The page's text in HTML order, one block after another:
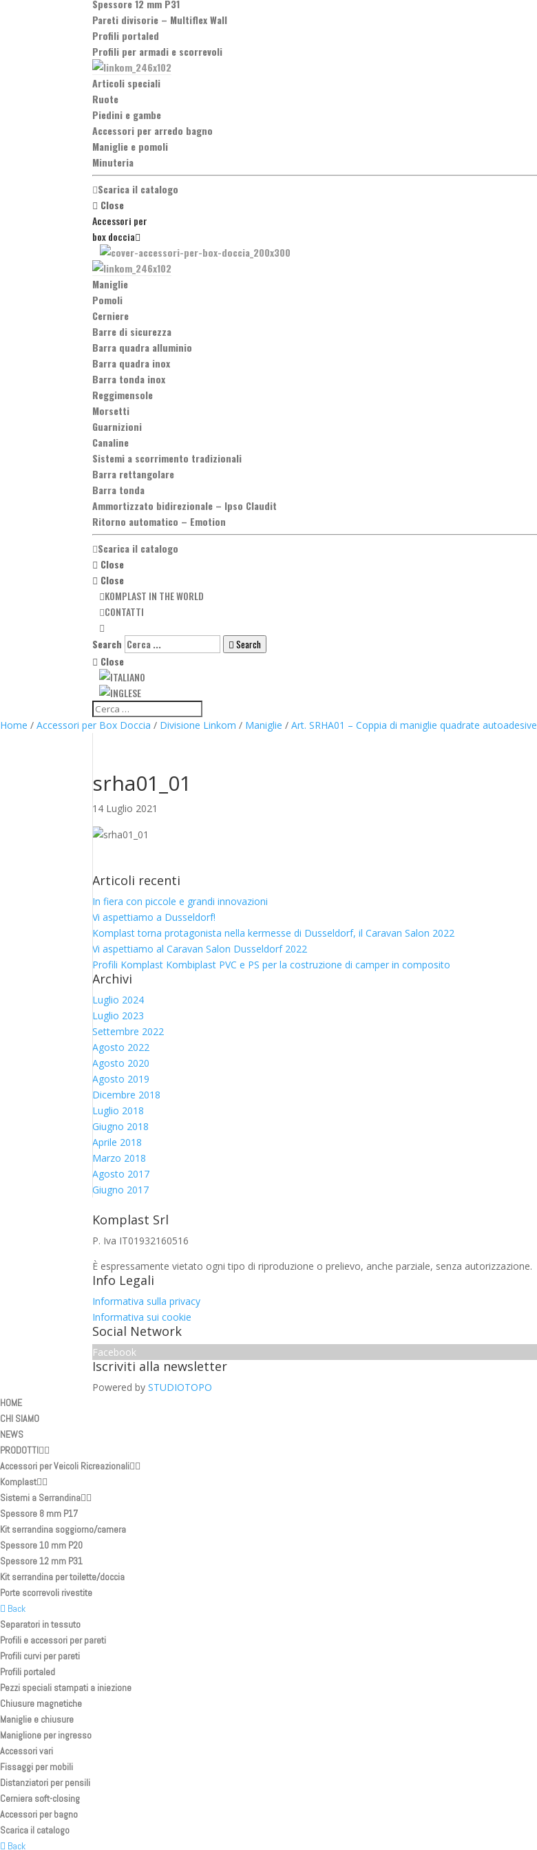
Spessore 12 mm P31
Pareti divisorie – Multiflex Wall
Profili portaled
Profili per armadi e scorrevoli
Articoli speciali
Ruote
Piedini e gambe
Accessori per arredo bagno
Maniglie e pomoli
Minuteria
Scarica il catalogo
Close
Accessori per
box doccia
Maniglie
Pomoli
Cerniere
Barre di sicurezza
Barra quadra alluminio
Barra quadra inox
Barra tonda inox
Reggimensole
Morsetti
Guarnizioni
Canaline
Sistemi a scorrimento tradizionali
Barra rettangolare
Barra tonda
Ammortizzato bidirezionale – Ipso Claudit
Ritorno automatico – Emotion
Scarica il catalogo
Close
Close
KOMPLAST IN THE WORLD
CONTATTI
Search Search
Close
Home / Accessori per Box Doccia / Divisione Linkom / Maniglie / Art. SRHA01 – Coppia di maniglie quadrate autoadesive
srha01_01
14 Luglio 2021
Articoli recenti
In fiera con piccole e grandi innovazioni
Vi aspettiamo a Dusseldorf!
Komplast torna protagonista nella kermesse di Dusseldorf, il Caravan Salon 2022
Vi aspettiamo al Caravan Salon Dusseldorf 2022
Profili Komplast Kombiplast PVC e PS per la costruzione di camper in composito
Archivi
Luglio 2024
Luglio 2023
Settembre 2022
Agosto 2022
Agosto 2020
Agosto 2019
Dicembre 2018
Luglio 2018
Giugno 2018
Aprile 2018
Marzo 2018
Agosto 2017
Giugno 2017
Komplast Srl
P. Iva IT01932160516
È espressamente vietato ogni tipo di riproduzione o prelievo, anche parziale, senza autorizzazione.
Info Legali
Informativa sulla privacy
Informativa sui cookie
Social Network
Facebook
Iscriviti alla newsletter
Powered bySTUDIOTOPO
HOME
CHI SIAMO
NEWS
PRODOTTI
Accessori per Veicoli Ricreazionali
Komplast
Sistemi a Serrandina
Spessore 8 mm P17
Kit serrandina soggiorno/camera
Spessore 10 mm P20
Spessore 12 mm P31
Kit serrandina per toilette/doccia
Porte scorrevoli rivestite
Back
Separatori in tessuto
Profili e accessori per pareti
Profili curvi per pareti
Profili portaled
Pezzi speciali stampati a iniezione
Chiusure magnetiche
Maniglie e chiusure
Maniglione per ingresso
Accessori vari
Fissaggi per mobili
Distanziatori per pensili
Cerniera soft-closing
Accessori per bagno
Scarica il catalogo
Back